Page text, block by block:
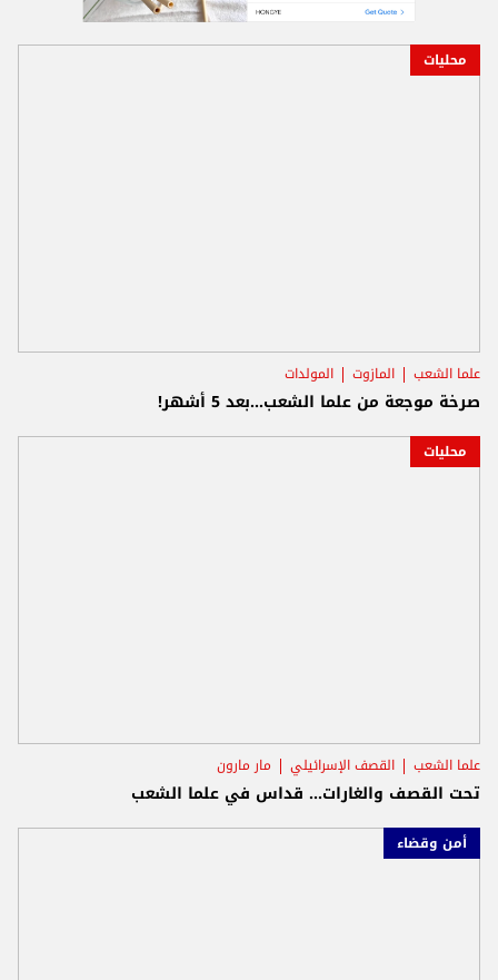
محليات
علما الشعب المازوت المولدات
صرخة موجعة من علما الشعب...بعد 5 أشهر!
محليات
علما الشعب القصف الإسرائيلي مار مارون
تحت القصف والغارات... قداس في علما الشعب
أمن وقضاء